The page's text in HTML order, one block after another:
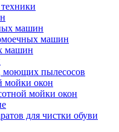
машин
машин
машин
моющих пылесосов
мойки окон
мойки окон
для чистки обуви